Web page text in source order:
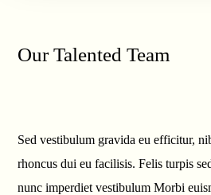
Our TalentedTeam
Sed vestibulum gravida eu efficitur,
rhoncus dui eu facilisis. Felis turpis
nunc imperdiet vestibulum Morbi